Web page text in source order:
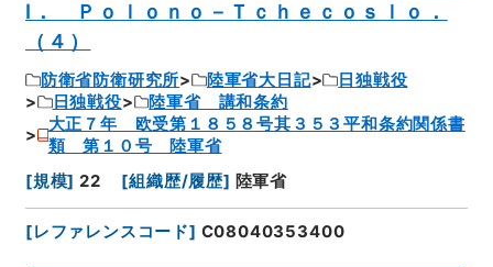
Ⅰ． Ｐｏｌｏｎｏ－Ｔｃｈｅｃｏｓｌｏ．
（４）
防衛省防衛研究所 陸軍省大日記
日独戦役
日独戦役
陸軍省 講和条約
大正７年 欧受第１８５８号其３５３平和条約関係書
類 第１０号 陸軍省
[規模] 22 [組織歴/履歴] 陸軍省
[レファレンスコード] C08040353400